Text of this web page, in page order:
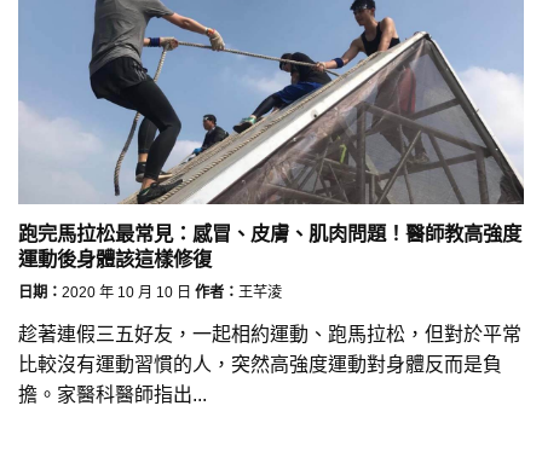
跑完馬拉松最常見：感冒、皮膚、肌肉問題！醫師教高強度
運動後身體該這樣修復
日期： 2020 年 10 月 10 日 作者： 王芊淩
趁著連假三五好友，一起相約運動、跑馬拉松，但對於平常
比較沒有運動習慣的人，突然高強度運動對身體反而是負
擔。家醫科醫師指出...